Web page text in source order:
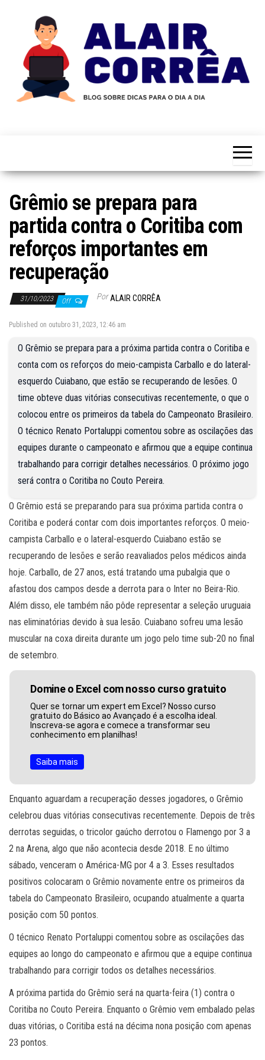
content
Corrêa
Educação e
Grêmio se prepara para
partida contra o Coritiba com
reforços importantes em
recuperação
31/10/2023 Off Por ALAIR CORRÊA
Published on outubro 31, 2023, 12:46 am
O Grêmio se prepara para a próxima partida contra o Coritiba e
conta com os reforços do meio-campista Carballo e do lateral-
esquerdo Cuiabano, que estão se recuperando de lesões. O
time obteve duas vitórias consecutivas recentemente, o que o
colocou entre os primeiros da tabela do Campeonato Brasileiro.
O técnico Renato Portaluppi comentou sobre as oscilações das
equipes durante o campeonato e afirmou que a equipe continua
trabalhando para corrigir detalhes necessários. O próximo jogo
será contra o Coritiba no Couto Pereira.
O Grêmio está se preparando para sua próxima partida contra o
Coritiba e poderá contar com dois importantes reforços. O meio-
campista Carballo e o lateral-esquerdo Cuiabano estão se
recuperando de lesões e serão reavaliados pelos médicos ainda
hoje. Carballo, de 27 anos, está tratando uma pubalgia que o
afastou dos campos desde a derrota para o Inter no Beira-Rio.
Além disso, ele também não pôde representar a seleção uruguaia
nas eliminatórias devido à sua lesão. Cuiabano sofreu uma lesão
muscular na coxa direita durante um jogo pelo time sub-20 no final
de setembro.
Domine o Excel com nosso curso gratuito
Quer se tornar um expert em Excel? Nosso curso
gratuito do Básico ao Avançado é a escolha ideal.
Inscreva-se agora e comece a transformar seu
conhecimento em planilhas!
Saiba mais
Enquanto aguardam a recuperação desses jogadores, o Grêmio
celebrou duas vitórias consecutivas recentemente. Depois de três
derrotas seguidas, o tricolor gaúcho derrotou o Flamengo por 3 a
2 na Arena, algo que não acontecia desde 2018. E no último
sábado, venceram o América-MG por 4 a 3. Esses resultados
positivos colocaram o Grêmio novamente entre os primeiros da
tabela do Campeonato Brasileiro, ocupando atualmente a quarta
posição com 50 pontos.
O técnico Renato Portaluppi comentou sobre as oscilações das
equipes ao longo do campeonato e afirmou que a equipe continua
trabalhando para corrigir todos os detalhes necessários.
A próxima partida do Grêmio será na quarta-feira (1) contra o
Coritiba no Couto Pereira. Enquanto o Grêmio vem embalado pelas
duas vitórias, o Coritiba está na décima nona posição com apenas
23 pontos.